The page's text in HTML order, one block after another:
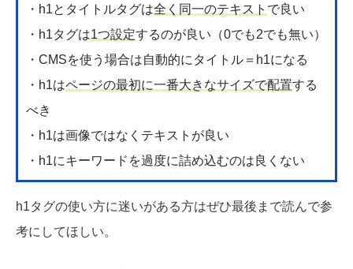
・h1とタイトルタグは全く同一のテキスト で良い
・h1タグは1つ設定するのが良い（0でも2でも無い）
・CMSを使う場合は自動的にタイトル＝h1になる
・h1はページの最初に一番大きなサイズで配置する
べき
・h1は画像ではなくテキストが良い
・h1にキーワードを過度に詰め込むのは良くない
h1タグの使い方に迷いがある方はぜひ最後まで読んで参
考にしてほしい。